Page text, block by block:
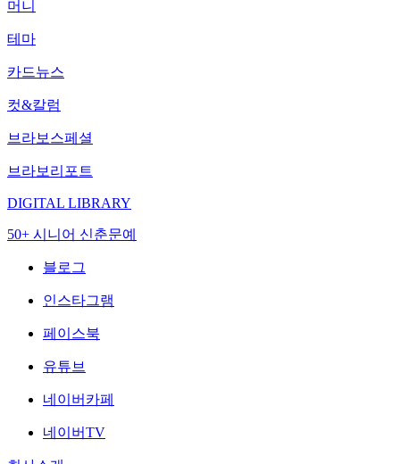
머니
테마
카드뉴스
컷&칼럼
브라보스페셜
브라보리포트
DIGITAL LIBRARY
50+ 시니어 신춘문예
블로그
인스타그램
페이스북
유튜브
네이버카페
네이버TV